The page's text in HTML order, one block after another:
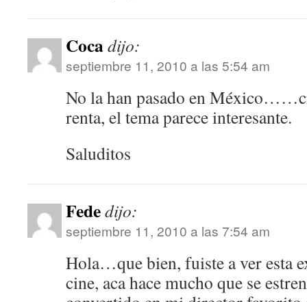
Cocadijo:
septiembre 11, 2010 a las 5:54 am
No la han pasado en
renta, el tema parece interesante.
Saluditos
Fededijo:
septiembre 11, 2010 a las 7:54 am
Hola…que bien, fuiste a ver esta
cine, aca hace mucho que se